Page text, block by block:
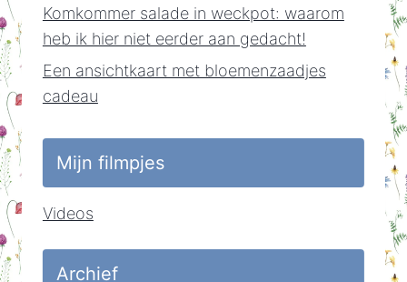
Komkommer salade in weckpot: waarom
heb ik hier niet eerder aan gedacht!
Een ansichtkaart met bloemenzaadjes
cadeau
Mijn filmpjes
Videos
Archief